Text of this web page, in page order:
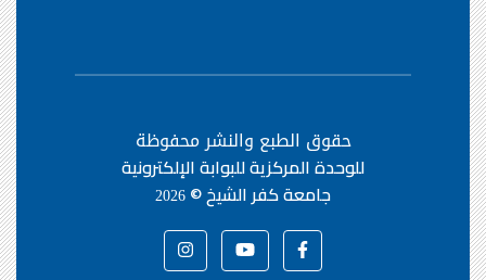
حقوق الطبع والنشر محفوظة
للوحدة المركزية للبوابة الإلكترونية
جامعة كفر الشيخ ©2026